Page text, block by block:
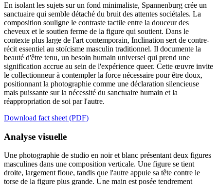
En isolant les sujets sur un fond minimaliste, Spannenburg crée un
sanctuaire qui semble détaché du bruit des attentes sociétales. La
composition souligne le contraste tactile entre la douceur des
cheveux et le soutien ferme de la figure qui soutient. Dans le
contexte plus large de l'art contemporain, Inclination sert de contre-
récit essentiel au stoïcisme masculin traditionnel. Il documente la
beauté d'être tenu, un besoin humain universel qui prend une
signification accrue au sein de l'expérience queer. Cette œuvre invite
le collectionneur à contempler la force nécessaire pour être doux,
positionnant la photographie comme une déclaration silencieuse
mais puissante sur la nécessité du sanctuaire humain et la
réappropriation de soi par l'autre.
Download fact sheet (PDF)
Analyse visuelle
Une photographie de studio en noir et blanc présentant deux figures
masculines dans une composition verticale. Une figure se tient
droite, largement floue, tandis que l'autre appuie sa tête contre le
torse de la figure plus grande. Une main est posée tendrement